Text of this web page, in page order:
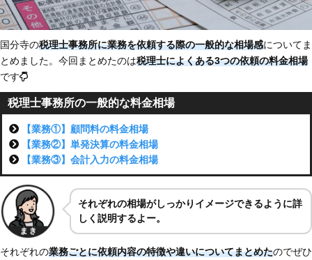
国分寺の税理士事務所に業務を依頼する際の一般的な相場感についてま
とめました。今回まとめたのは税理士によくある3つの依頼の料金相場
です
税理士事務所の一般的な料金相場
【業務①】顧問料の料金相場
【業務②】単発決算の料金相場
【業務③】会計入力の料金相場
それぞれの相場がしっかり イメージできるように詳
しく説明するよー。
それぞれの業務ごとに依頼内容の特徴や違いについてまとめたのでぜひ